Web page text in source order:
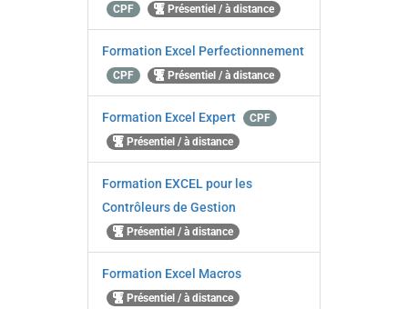
CPF Présentiel / à distance
Formation Excel Perfectionnement
CPF Présentiel / à distance
Formation Excel Expert
CPF
Présentiel / à distance
Formation EXCEL pour les
Contrôleurs de Gestion
Présentiel / à distance
Formation Excel Macros
Présentiel / à distance